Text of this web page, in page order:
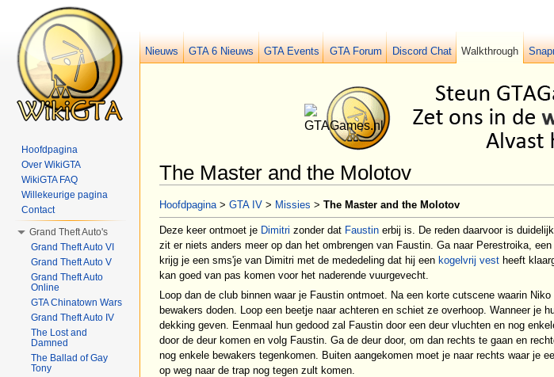
The Master and the Molotov
Hoofdpagina> GTA IV > Missies > The Master and the Molotov
Deze keer ontmoet je Dimitri zonder dat Faustin erbij is. De reden daarvoor is
zit er niets anders meer op dan het ombrengen van Faustin. Ga naar Perestroika,
krijg je een sms'je van Dimitri met de mededeling dat hij een kogelvrij vest heeft
kan goed van pas komen voor het naderende vuurgevecht.
Loop dan de club binnen waar je Faustin ontmoet. Na een korte cutscene waarin
bewakers doden. Loop een beetje naar achteren en schiet ze overhoop. Wanneer je
dekking geven. Eenmaal hun gedood zal Faustin door een deur vluchten en nog
door de deur komen en volg Faustin. Ga de deur door, om dan rechts te gaan en
nog enkele bewakers tegenkomen. Buiten aangekomen moet je naar rechts waar je
op weg naar de trap nog tegen zult komen.
Nieuws GTA 6 Nieuws GTA Events GTA Forum Discord Chat Walkthrough
Hoofdpagina
Over WikiGTA
WikiGTA FAQ
Willekeurige pagina
Contact
Grand Theft Auto's
Grand Theft Auto VI
Grand Theft Auto V
Grand Theft Auto
Online
GTA Chinatown Wars
Grand Theft Auto IV
The Lost and
Damned
The Ballad of Gay
Tony